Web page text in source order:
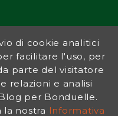
per gli ortisti italiani, e
che a nuovi interessati.
verso una dieta a
delle persone e del
InOrto, simbolo dell’amore
dell’ambiente.
di cookie analitici
facilitare l'uso, per
parte del visitatore
relazioni e analisi
per Bonduelle.
la nostra Informativa